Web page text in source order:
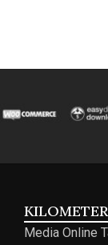
Media Online